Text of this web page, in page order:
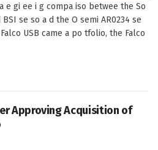
e gi ee i g compa iso betwee the So
se so a d the O semi AR0234 se
USB came a po tfolio, the Falco
Approving Acquisition of